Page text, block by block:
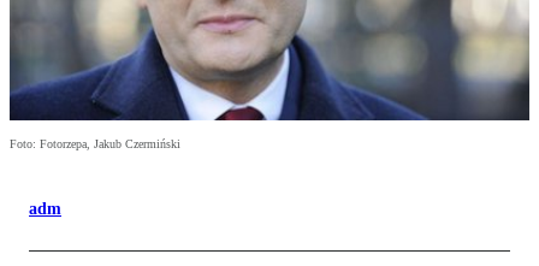
Foto: Fotorzepa, Jakub Czermiński
adm